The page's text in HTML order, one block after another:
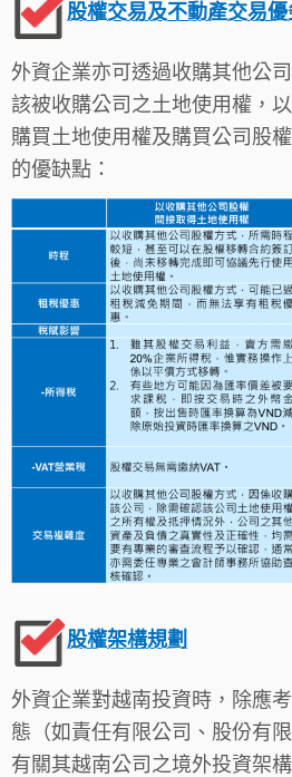
股權交易及不動產交易
外資企業亦可透過收購其他公
該被收購公司之土地使用權，
購買土地使用權及購買公司股
的優缺點：
股權架構規劃
外資企業對越南投資時，除應
態（如責任有限公司、股份有
有關其越南公司之境外投資架